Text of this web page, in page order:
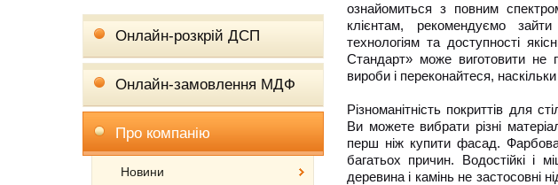
Онлайн-розкрій ДСП
Онлайн-замовлення МДФ
Про компанію
Новини
ознайомиться з повним
клієнтам, рекомендуємо
технологіям та доступності
Стандарт» може виготовити
вироби і переконайтеся,
Різноманітність покриттів для
Ви можете вибрати різні
перш ніж купити фасад.
багатьох причин. Водостійкі і
деревина і камінь не застосовні